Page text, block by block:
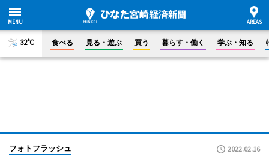
32°C 食べる 見る・遊ぶ 買う 暮らす・働く 学ぶ・知る
フォトフラッシュ 2022.02.16